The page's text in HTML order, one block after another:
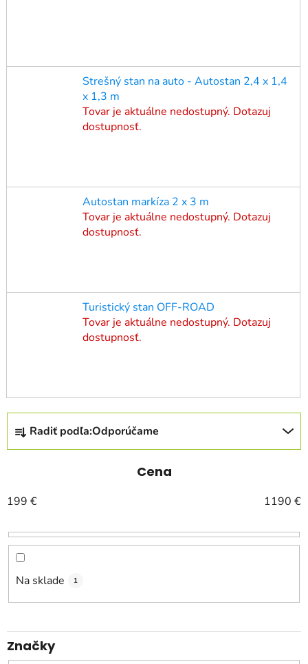
Strešný stan na auto - Autostan 2,4 x 1,4
x 1,3 m
Tovar je aktuálne nedostupný. Dotazuj
dostupnosť.
Autostan markíza 2 x 3 m
Tovar je aktuálne nedostupný. Dotazuj
dostupnosť.
Turistický stan OFF-ROAD
Tovar je aktuálne nedostupný. Dotazuj
dostupnosť.
R
a
d
n
i
e
p
o
d
k
t
Radiť podľa:Odporúčame
Cena
199 € 1190 €
Na sklade 1
Značky